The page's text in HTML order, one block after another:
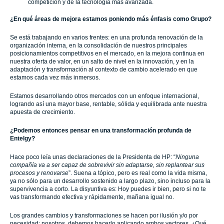
competición y de la tecnología más avanzada.
¿En qué áreas de mejora estamos poniendo más énfasis como Grupo?
Se está trabajando en varios frentes: en una profunda renovación de la
organización interna, en la consolidación de nuestros principales
posicionamientos competitivos en el mercado, en la mejora continua en
nuestra oferta de valor, en un salto de nivel en la innovación, y en la
adaptación y transformación al contexto de cambio acelerado en que
estamos cada vez más inmersos.
Estamos desarrollando otros mercados con un enfoque internacional,
logrando así una mayor base, rentable, sólida y equilibrada ante nuestra
apuesta de crecimiento.
¿Podemos entonces pensar en una transformación profunda de
Entelgy?
Hace poco leía unas declaraciones de la Presidenta de HP: “Ninguna
compañía va a ser capaz de sobrevivir sin adaptarse, sin replantear sus
procesos y renovarse”. Suena a tópico, pero es real como la vida misma,
ya no sólo para un desarrollo sostenido a largo plazo, sino incluso para la
supervivencia a corto. La disyuntiva es: Hoy puedes ir bien, pero si no te
vas transformando efectiva y rápidamente, mañana igual no.
Los grandes cambios y transformaciones se hacen por ilusión y/o por